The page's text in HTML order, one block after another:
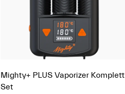
Mighty+ PLUS Vaporizer Komplett
Set